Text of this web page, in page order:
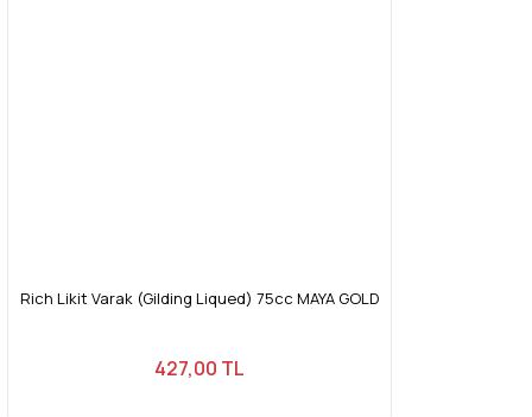
Rich Likit Varak (Gilding Liqued) 75cc MAYA GOLD
427,00 TL